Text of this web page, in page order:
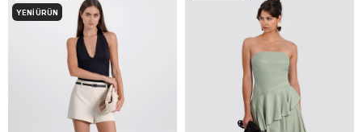
YENI ÜRÜN